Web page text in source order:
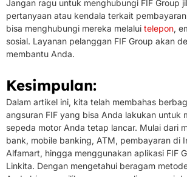
Jangan ragu untuk menghubungi FIF Group
pertanyaan atau kendala terkait
bisa menghubungi mereka melalui telepon,
sosial. Layanan pelanggan FIF Group akan
membantu Anda.
Kesimpulan:
Dalam artikel ini, kita telah membahas
angsuran FIF yang bisa Anda lakukan untuk
sepeda motor Anda tetap lancar. Mulai dari
bank, mobile banking, ATM, pembayaran di
Alfamart, hingga menggunakan aplikasi FIF
Linkita. Dengan mengetahui beragam